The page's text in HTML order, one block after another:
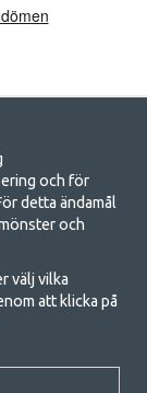
camping
att samla familjen
du tillhör hittar du
på familjetält,
friluftsliv. Vårt
och för
detta ändamål
och
välj vilka
att klicka på